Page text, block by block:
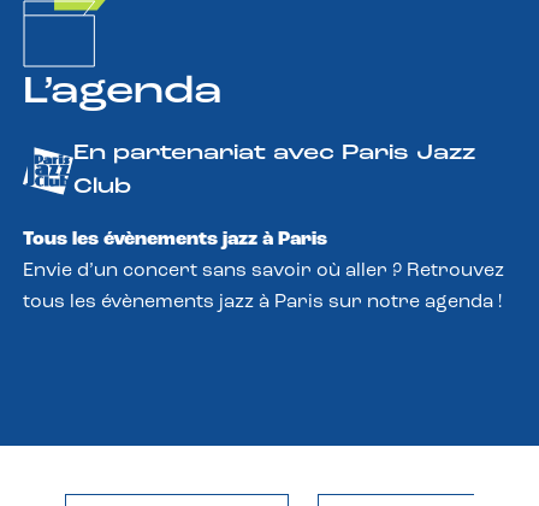
L’agenda
En partenariat avec Paris Jazz
Club
Tous les évènements jazz à Paris
Envie d’un concert sans savoir où aller ? Retrouvez
tous les évènements jazz à Paris sur notre agenda !